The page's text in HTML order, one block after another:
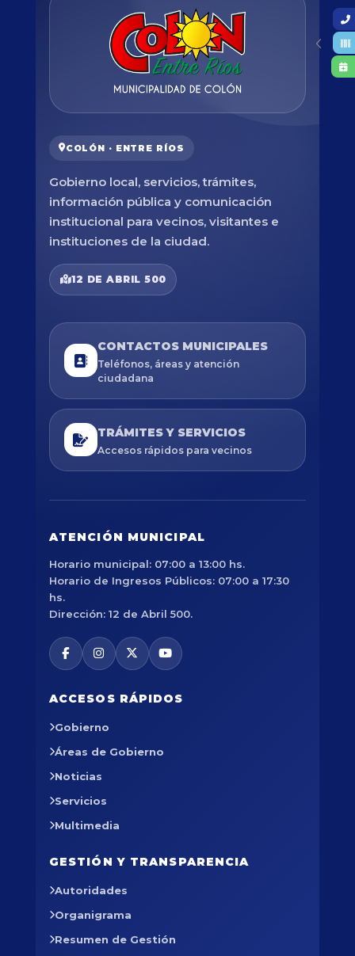
COLÓN · ENTRE RÍOS
Gobierno local, servicios, trámites,
información pública y comunicación
institucional para vecinos, visitantes e
instituciones de la ciudad.
12 DE ABRIL 500
CONTACTOS MUNICIPALES
Teléfonos, áreas y atención
ciudadana
TRÁMITES Y SERVICIOS
Accesos rápidos para vecinos
ATENCIÓN MUNICIPAL
Horario municipal: 07:00 a 13:00 hs.
Horario de Ingresos Públicos: 07:00 a 17:30
hs.
Dirección: 12 de Abril 500.
ACCESOS RÁPIDOS
Gobierno
Áreas de Gobierno
Noticias
Servicios
Multimedia
GESTIÓN Y TRANSPARENCIA
Autoridades
Organigrama
Resumen de Gestión